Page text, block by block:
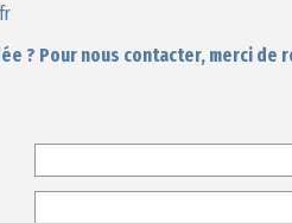
? Pour nous contacter, merci de